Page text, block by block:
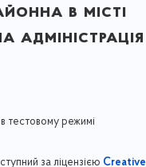
в місті
адміністрація
тестовому режимі
за ліцензією Creative